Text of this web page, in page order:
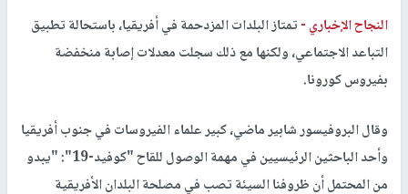
النجاح الإخباري -تمتاز البلدات المزدحمة في أفريقيا، باستحالة تطبيق
التباعد الاجتماعي، ولكنها مع ذلك سجلت معدلات إصابة منخفضة
بفيروس كورونا.
وقال البروفيسور شابير ماضي، كبير علماء الفيروسات في جنوب أفريقيا
وأحد الباحثين الرئيسيين في مهمة الوصول للقاح "كوفيد-19": "يبدو
من المحتمل أن ظروفنا السيئة تصب في مصلحة البلدان الأفريقية